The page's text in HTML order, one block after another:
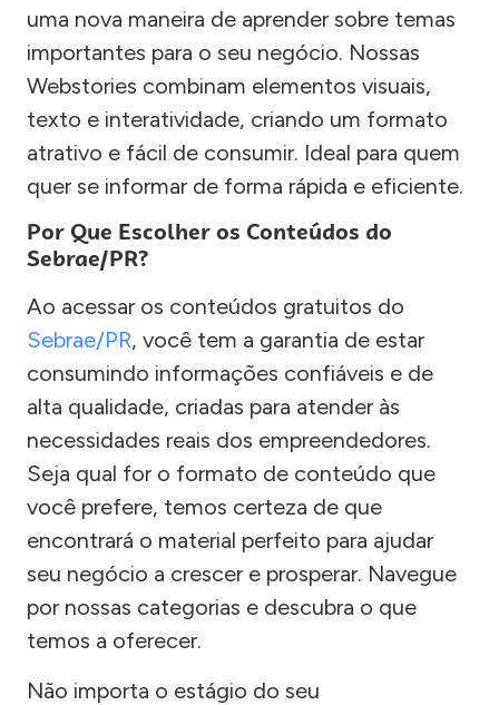
uma nova maneira de aprender sobre temas
importantes para o seu negócio. Nossas
Webstories combinam elementos visuais,
texto e interatividade, criando um formato
atrativo e fácil de consumir. Ideal para quem
quer se informar de forma rápida e eficiente.
Por Que Escolher os Conteúdos do
Sebrae/PR?
Ao acessar os conteúdos gratuitos do
Sebrae/PR, você tem a garantia de estar
consumindo informações confiáveis e de
alta qualidade, criadas para atender às
necessidades reais dos empreendedores.
Seja qual for o formato de conteúdo que
você prefere, temos certeza de que
encontrará o material perfeito para ajudar
seu negócio a crescer e prosperar. Navegue
por nossas categorias e descubra o que
temos a oferecer.
Não importa o estágio do seu